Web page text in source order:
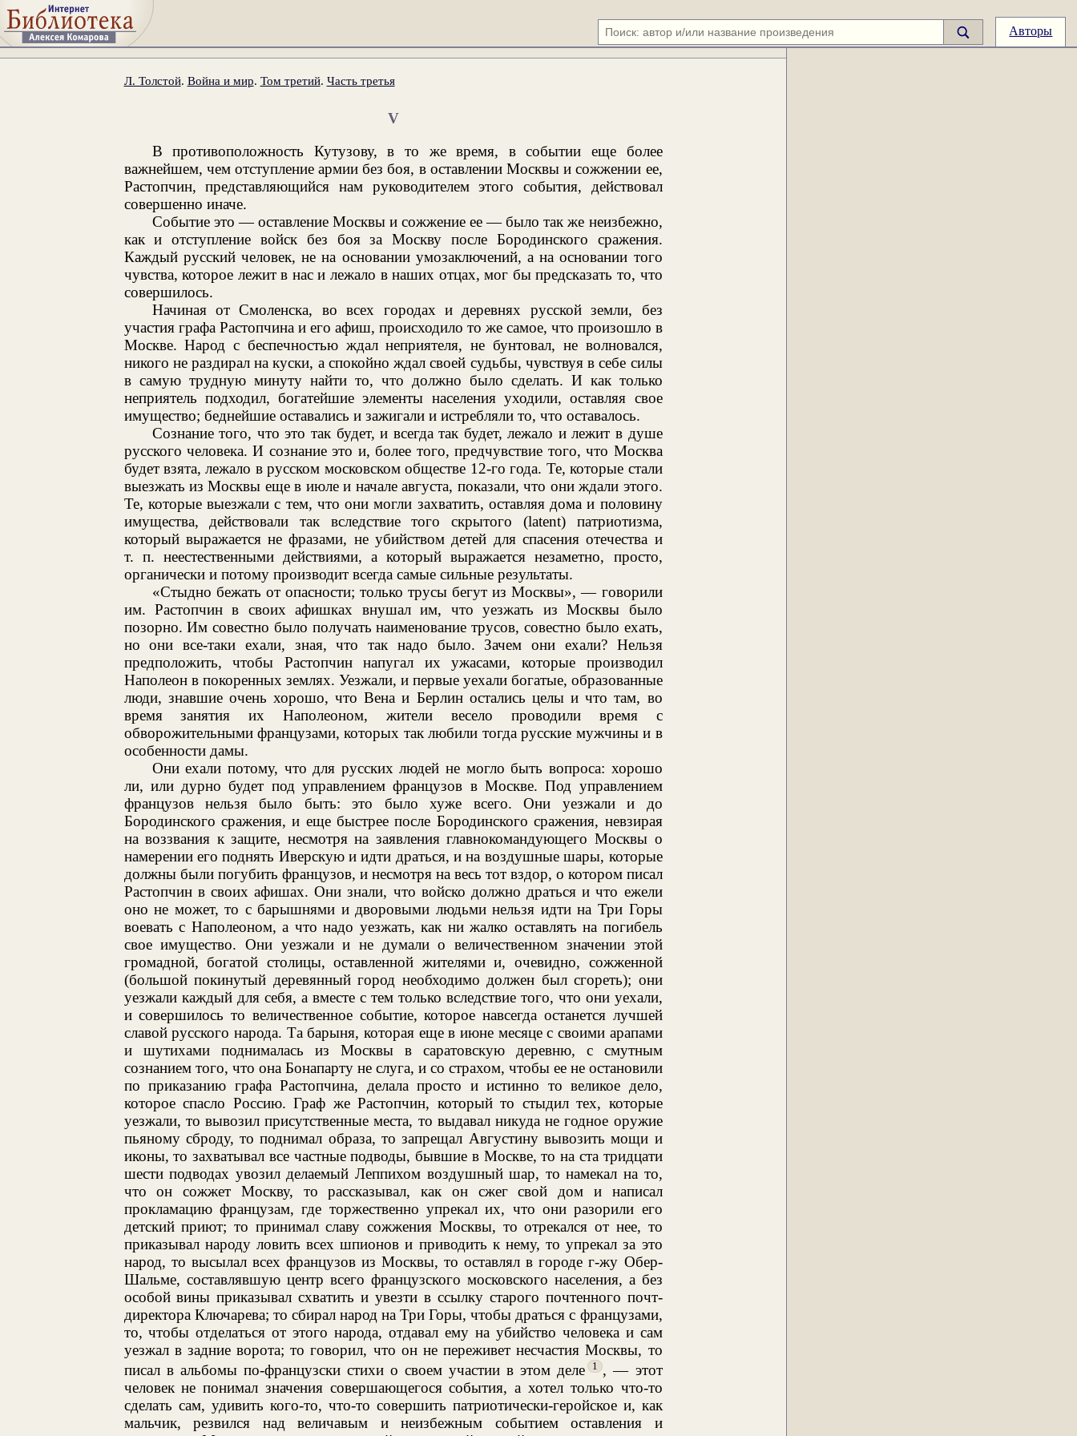
Авторы
Л. Толстой. Война и мир. Том третий. Часть третья
V
В противоположность Кутузову, в то же время, в событии еще более
важнейшем, чем отступление армии без боя, в оставлении Москвы и сожжении ее,
Растопчин, представляющийся нам руководителем этого события, действовал
совершенно иначе.
Событие это — оставление Москвы и сожжение ее — было так же неизбежно,
как и отступление войск без боя за Москву после Бородинского сражения.
Каждый русский человек, не на основании умозаключений, а на основании того
чувства, которое лежит в нас и лежало в наших отцах, мог бы предсказать то, что
совершилось.
Начиная от Смоленска, во всех городах и деревнях русской земли, без
участия графа Растопчина и его афиш, происходило то же самое, что произошло в
Москве. Народ с беспечностью ждал неприятеля, не бунтовал, не волновался,
никого не раздирал на куски, а спокойно ждал своей судьбы, чувствуя в себе силы
в самую трудную минуту найти то, что должно было сделать. И как только
неприятель подходил, богатейшие элементы населения уходили, оставляя свое
имущество; беднейшие оставались и зажигали и истребляли то, что оставалось.
Сознание того, что это так будет, и всегда так будет, лежало и лежит в душе
русского человека. И сознание это и, более того, предчувствие того, что Москва
будет взята, лежало в русском московском обществе 12-го года. Те, которые стали
выезжать из Москвы еще в июле и начале августа, показали, что они ждали этого.
Те, которые выезжали с тем, что они могли захватить, оставляя дома и половину
имущества, действовали так вследствие того скрытого (latent) патриотизма,
который выражается не фразами, не убийством детей для спасения отечества и
т. п. неестественными действиями, а который выражается незаметно, просто,
органически и потому производит всегда самые сильные результаты.
«Стыдно бежать от опасности; только трусы бегут из Москвы», — говорили
им. Растопчин в своих афишках внушал им, что уезжать из Москвы было
позорно. Им совестно было получать наименование трусов, совестно было ехать,
но они все-таки ехали, зная, что так надо было. Зачем они ехали? Нельзя
предположить, чтобы Растопчин напугал их ужасами, которые производил
Наполеон в покоренных землях. Уезжали, и первые уехали богатые, образованные
люди, знавшие очень хорошо, что Вена и Берлин остались целы и что там, во
время занятия их Наполеоном, жители весело проводили время с
обворожительными французами, которых так любили тогда русские мужчины и в
особенности дамы.
Они ехали потому, что для русских людей не могло быть вопроса: хорошо
ли, или дурно будет под управлением французов в Москве. Под управлением
французов нельзя было быть: это было хуже всего. Они уезжали и до
Бородинского сражения, и еще быстрее после Бородинского сражения, невзирая
на воззвания к защите, несмотря на заявления главнокомандующего Москвы о
намерении его поднять Иверскую и идти драться, и на воздушные шары, которые
должны были погубить французов, и несмотря на весь тот вздор, о котором писал
Растопчин в своих афишах. Они знали, что войско должно драться и что ежели
оно не может, то с барышнями и дворовыми людьми нельзя идти на Три Горы
воевать с Наполеоном, а что надо уезжать, как ни жалко оставлять на погибель
свое имущество. Они уезжали и не думали о величественном значении этой
громадной, богатой столицы, оставленной жителями и, очевидно, сожженной
(большой покинутый деревянный город необходимо должен был сгореть); они
уезжали каждый для себя, а вместе с тем только вследствие того, что они уехали,
и совершилось то величественное событие, которое навсегда останется лучшей
славой русского народа. Та барыня, которая еще в июне месяце с своими арапами
и шутихами поднималась из Москвы в саратовскую деревню, с смутным
сознанием того, что она Бонапарту не слуга, и со страхом, чтобы ее не остановили
по приказанию графа Растопчина, делала просто и истинно то великое дело,
которое спасло Россию. Граф же Растопчин, который то стыдил тех, которые
уезжали, то вывозил присутственные места, то выдавал никуда не годное оружие
пьяному сброду, то поднимал образа, то запрещал Августину вывозить мощи и
иконы, то захватывал все частные подводы, бывшие в Москве, то на ста тридцати
шести подводах увозил делаемый Леппихом воздушный шар, то намекал на то,
что он сожжет Москву, то рассказывал, как он сжег свой дом и написал
прокламацию французам, где торжественно упрекал их, что они разорили его
детский приют; то принимал славу сожжения Москвы, то отрекался от нее, то
приказывал народу ловить всех шпионов и приводить к нему, то упрекал за это
народ, то высылал всех французов из Москвы, то оставлял в городе г-жу Обер-
Шальме, составлявшую центр всего французского московского населения, а без
особой вины приказывал схватить и увезти в ссылку старого почтенного почт-
директора Ключарева; то сбирал народ на Три Горы, чтобы драться с французами,
то, чтобы отделаться от этого народа, отдавал ему на убийство человека и сам
уезжал в задние ворота; то говорил, что он не переживет несчастия Москвы, то
писал в альбомы по-французски стихи о своем участии в этом деле
1 , — этот
человек не понимал значения совершающегося события, а хотел только что-то
сделать сам, удивить кого-то, что-то совершить патриотически-геройское и, как
мальчик, резвился над величавым и неизбежным событием оставления и